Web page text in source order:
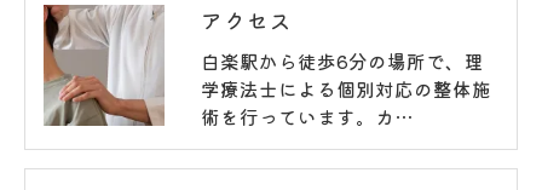
アクセス
白楽駅から徒歩6分の場所で、理
学療法士による個別対応の整体施
術を行っています。カ…